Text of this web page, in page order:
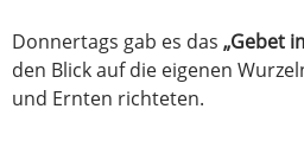
Donnertags gab es das „Gebet
den Blick auf die eigenen
und Ernten richteten.